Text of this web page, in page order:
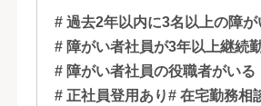
福岡
# 過去2年以内に3名以上の障
# 障がい者社員が3年以上継続
# 障がい者社員の役職者がいる
# 正社員登用あり# 在宅勤務相